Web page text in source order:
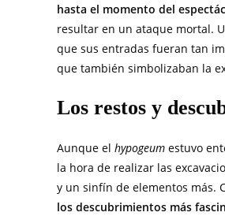
hasta el momento del
resultar en un ataque mortal.
que sus entradas fueran tan
que también simbolizaban la
Los restos y
Aunque el hypogeum estuvo
la hora de realizar las
y un sinfín de elementos más.
los descubrimientos más